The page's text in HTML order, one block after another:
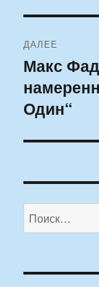
ДАЛЕЕ
Следующая
запись:
Макс
Один“
Искать: